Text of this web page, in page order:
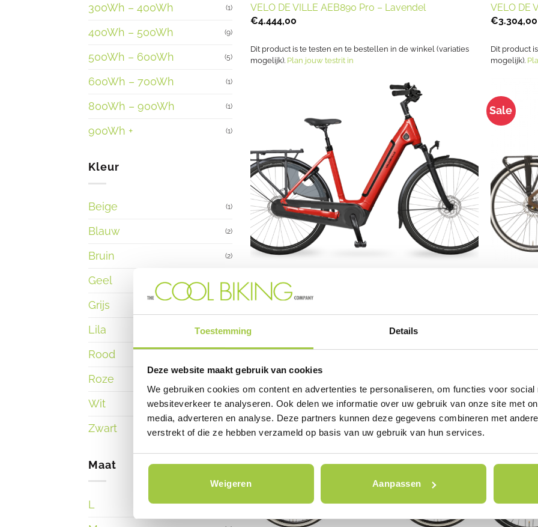
Toestemming Details
Deze website maakt gebruik van cookies
We gebruiken cookies om content en advertenties te personaliseren, om functies voor social
websiteverkeer te analyseren. Ook delen we informatie over uw gebruik van onze site met
media, adverteren en analyse. Deze partners kunnen deze gegevens combineren met
verstrekt of die ze hebben verzameld op basis van uw gebruik van hun services.
Weigeren Aanpassen
300Wh – 400Wh (1)
400Wh – 500Wh (9)
500Wh – 600Wh (5)
600Wh – 700Wh (1)
800Wh – 900Wh (1)
900Wh + (1)
Kleur
Beige (1)
Blauw (2)
Bruin (2)
Geel (1)
Grijs
Lila (3)
Rood
Roze
Wit (2)
Zwart (1)
Maat
L (6)
VELO DE VILLE AEB890 Pro – Lavendel
€4.444,00
Dit product is te testen en te bestellen in de winkel (variaties
mogelijk). Plan jouw testrit in
VELO DE
€3.304,00
Dit product
mogelijk).
VELO DE VILLE AEB490 PURE – Rood
€
3.579,00
Dit product is te testen en te bestellen in de winkel (variaties
mogelijk).
Sale
QWIC
Dit product
Sale